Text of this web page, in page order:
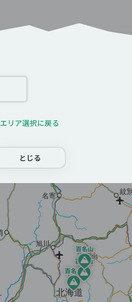
エリア選択に戻る
とじる